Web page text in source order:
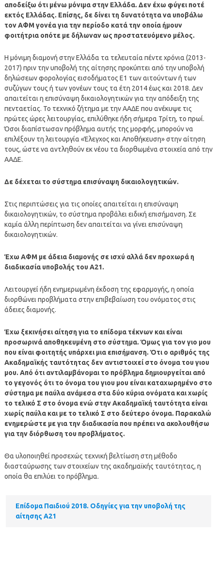
αποδείξω ότι μένω μόνιμα στην Ελλάδα. Δεν έχω φύγει ποτέ
εκτός Ελλάδας. Επίσης, δε δίνει τη δυνατότητα να υποβάλω
τον ΑΦΜ γονέα για την περίοδο κατά την οποία ήμουν
φοιτήτρια οπότε με δήλωναν ως προστατευόμενο μέλος.
Η μόνιμη διαμονή στην Ελλάδα τα τελευταία πέντε χρόνια (2013-
2017) πριν την υποβολή της αίτησης προκύπτει από την υποβολή
δηλώσεων φορολογίας εισοδήματος Ε1 των αιτούντων ή των
συζύγων τους ή των γονέων τους τα έτη 2014 έως και 2018. Δεν
απαιτείται η επισύναψη δικαιολογητικών για την απόδειξη της
πενταετίας. Το τεχνικό ζήτημα με την ΑΑΔΕ που ανέκυψε τις
πρώτες ώρες λειτουργίας, επιλύθηκε ήδη σήμερα Τρίτη, το πρωί.
Όσοι διαπίστωσαν πρόβλημα αυτής της μορφής, μπορούν να
επιλέξουν τη λειτουργία «Έλεγχος και Αποθήκευση» στην αίτηση
τους, ώστε να αντληθούν εκ νέου τα διορθωμένα στοιχεία από την
ΑΑΔΕ.
Δε δέχεται το σύστημα επισύναψη δικαιολογητικών.
Στις περιπτώσεις για τις οποίες απαιτείται η επισύναψη
δικαιολογητικών, το σύστημα προβάλει ειδική επισήμανση. Σε
καμία άλλη περίπτωση δεν απαιτείται να γίνει επισύναψη
δικαιολογητικών.
Έχω ΑΦΜ με άδεια διαμονής σε ισχύ αλλά δεν προχωρά η
διαδικασία υποβολής του Α21.
Λειτουργεί ήδη ενημερωμένη έκδοση της εφαρμογής, η οποία
διορθώνει προβλήματα στην επιβεβαίωση του ονόματος στις
άδειες διαμονής.
Έχω ξεκινήσει αίτηση για το επίδομα τέκνων και είναι
προσωρινά αποθηκευμένη στο σύστημα. Όμως για τον γιο μου
που είναι φοιτητής υπάρχει μια επισήμανση. Ότι ο αριθμός της
Ακαδημαϊκής ταυτότητας δεν αντιστοιχεί στο όνομα του γιου
μου. Από ότι αντιλαμβάνομαι το πρόβλημα δημιουργείται από
το γεγονός ότι το όνομα του γιου μου είναι καταχωρημένο στο
σύστημα με παύλα ανάμεσα στα δύο κύρια ονόματα και χωρίς
το τελικό Σ στο όνομα ενώ στην Ακαδημαϊκή ταυτότητα είναι
χωρίς παύλα και με το τελικό Σ στο δεύτερο όνομα. Παρακαλώ
ενημερώστε με για την διαδικασία που πρέπει να ακολουθήσω
για την διόρθωση του προβλήματος.
Θα υλοποιηθεί προσεχώς τεχνική βελτίωση στη μέθοδο
διασταύρωσης των στοιχείων της ακαδημαϊκής ταυτότητας, η
οποία θα επιλύει το πρόβλημα.
Επίδομα Παιδιού 2018. Οδηγίες για την υποβολή της
αίτησης Α21